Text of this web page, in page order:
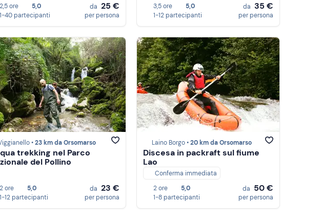
2,5 ore
5,0
1-40 partecipanti
da 25 €
per persona
3,5 ore
5,0
1-12 partecipanti
da 35 €
per persona
•23 km da Orsomarso
trekking nel Parco
del Pollino
2 ore
5,0
1-12 partecipanti
da 23 €
per persona
Laino Borgo •20 km da Orsomarso
Discesa in packraft sul fiume
Lao
Conferma immediata
2 ore
5,0
1-8 partecipanti
da 50 €
per persona